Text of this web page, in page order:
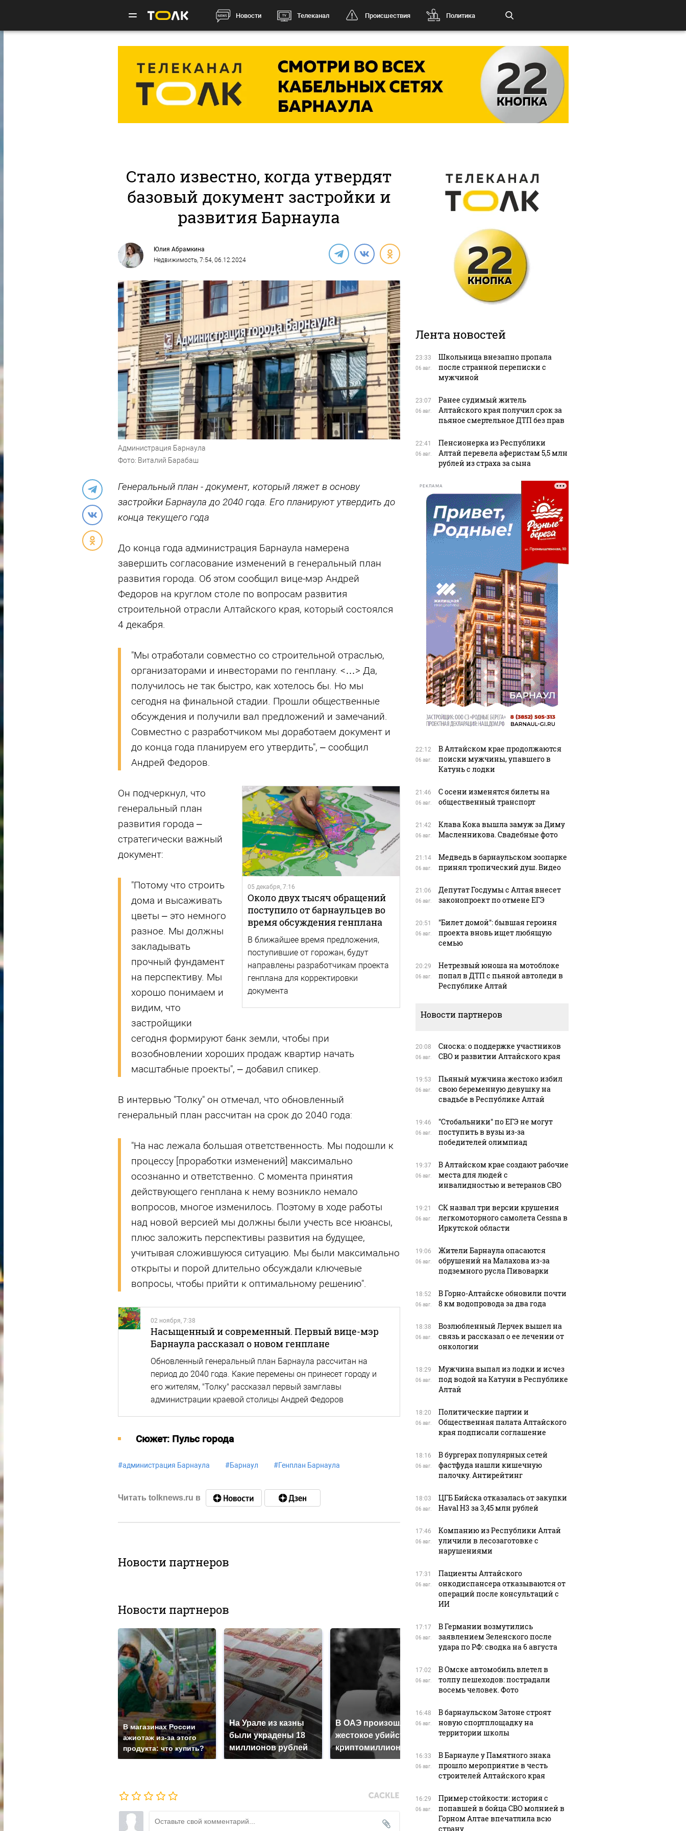
Новости Телеканал Происшествия Политика
Стало известно, когда утвердят
базовый документ застройки и
развития Барнаула
Юлия Абрамкина
Недвижимость, 7:54, 06.12.2024
Администрация Барнаула
Фото: Виталий Барабаш
Генеральный план - документ, который ляжет в основу
застройки Барнаула до 2040 года. Его планируют утвердить до
конца текущего года
До конца года администрация Барнаула намерена
завершить согласование изменений в генеральный план
развития города. Об этом сообщил вице-мэр Андрей
Федоров на круглом столе по вопросам развития
строительной отрасли Алтайского края, который состоялся
4 декабря.
"Мы отработали совместно со строительной отраслью,
организаторами и инвесторами по генплану. <…> Да,
получилось не так быстро, как хотелось бы. Но мы
сегодня на финальной стадии. Прошли общественные
обсуждения и получили вал предложений и замечаний.
Совместно с разработчиком мы доработаем документ и
до конца года планируем его утвердить", – сообщил
Андрей Федоров.
05 декабря, 7:16
Около двух тысяч обращений
поступило от барнаульцев во
время обсуждения генплана
В ближайшее время предложения,
поступившие от горожан, будут
направлены разработчикам проекта
генплана для корректировки
документа
Он подчеркнул, что
генеральный план
развития города –
стратегически важный
документ:
"Потому что строить
дома и высаживать
цветы – это немного
разное. Мы должны
закладывать
прочный фундамент
на перспективу. Мы
хорошо понимаем и
видим, что
застройщики
сегодня формируют банк земли, чтобы при
возобновлении хороших продаж квартир начать
масштабные проекты", – добавил спикер.
В интервью "Толку" он отмечал, что обновленный
генеральный план рассчитан на срок до 2040 года:
"На нас лежала большая ответственность. Мы подошли к
процессу [проработки изменений] максимально
осознанно и ответственно. С момента принятия
действующего генплана к нему возникло немало
вопросов, многое изменилось. Поэтому в ходе работы
над новой версией мы должны были учесть все нюансы,
плюс заложить перспективы развития на будущее,
учитывая сложившуюся ситуацию. Мы были максимально
открыты и порой длительно обсуждали ключевые
вопросы, чтобы прийти к оптимальному решению".
02 ноября, 7:38
Насыщенный и современный. Первый вице-мэр
Барнаула рассказал о новом генплане
Обновленный генеральный план Барнаула рассчитан на
период до 2040 года. Какие перемены он принесет городу и
его жителям, "Толку" рассказал первый замглавы
администрации краевой столицы Андрей Федоров
Cюжет: Пульс города
#администрация Барнаула #Барнаул #Генплан Барнаула
Читать tolknews.ru в
Новости партнеров
Новости партнеров
В магазинах России
ажиотаж из-за этого
продукта: что купить?
На Урале из казны
были украдены 18
миллионов рублей
В ОАЭ произошло
жестокое убийство
криптомиллионера
Все новости по
падению вертолета на
Лента новостей
23:33
06 авг.
Школьница внезапно пропала
после странной переписки с
мужчиной
23:07
06 авг.
Ранее судимый житель
Алтайского края получил срок за
пьяное смертельное ДТП без прав
22:41
06 авг.
Пенсионерка из Республики
Алтай перевела аферистам 5,5 млн
рублей из страха за сына
РЕКЛАМА
22:12
06 авг.
В Алтайском крае продолжаются
поиски мужчины, упавшего в
Катунь с лодки
21:46
06 авг.
С осени изменятся билеты на
общественный транспорт
21:42
06 авг.
Клава Кока вышла замуж за Диму
Масленникова. Свадебные фото
21:14
06 авг.
Медведь в барнаульском зоопарке
принял тропический душ. Видео
21:06
06 авг.
Депутат Госдумы с Алтая внесет
законопроект по отмене ЕГЭ
20:51
06 авг.
"Билет домой": бывшая героиня
проекта вновь ищет любящую
семью
20:29
06 авг.
Нетрезвый юноша на мотоблоке
попал в ДТП с пьяной автоледи в
Республике Алтай
Новости партнеров
20:08
06 авг.
Сноска: о поддержке участников
СВО и развитии Алтайского края
19:53
06 авг.
Пьяный мужчина жестоко избил
свою беременную девушку на
свадьбе в Республике Алтай
19:46
06 авг.
"Стобальники" по ЕГЭ не могут
поступить в вузы из-за
победителей олимпиад
19:37
06 авг.
В Алтайском крае создают рабочие
места для людей с
инвалидностью и ветеранов СВО
19:21
06 авг.
СК назвал три версии крушения
легкомоторного самолета Cessna в
Иркутской области
19:06
06 авг.
Жители Барнаула опасаются
обрушений на Малахова из-за
подземного русла Пивоварки
18:52
06 авг.
В Горно-Алтайске обновили почти
8 км водопровода за два года
18:38
06 авг.
Возлюбленный Лерчек вышел на
связь и рассказал о ее лечении от
онкологии
18:29
06 авг.
Мужчина выпал из лодки и исчез
под водой на Катуни в Республике
Алтай
18:20
06 авг.
Политические партии и
Общественная палата Алтайского
края подписали соглашение
18:16
06 авг.
В бургерах популярных сетей
фастфуда нашли кишечную
палочку. Антирейтинг
18:03
06 авг.
ЦГБ Бийска отказалась от закупки
Haval H3 за 3,45 млн рублей
17:46
06 авг.
Компанию из Республики Алтай
уличили в лесозаготовке с
нарушениями
17:31
06 авг.
Пациенты Алтайского
онкодиспансера отказываются от
операций после консультаций с
ИИ
17:17
06 авг.
В Германии возмутились
заявлением Зеленского после
удара по РФ: сводка на 6 августа
17:02
06 авг.
В Омске автомобиль влетел в
толпу пешеходов: пострадали
восемь человек. Фото
16:48
06 авг.
В барнаульском Затоне строят
новую спортплощадку на
территории школы
16:33
06 авг.
В Барнауле у Памятного знака
прошло мероприятие в честь
строителей Алтайского края
16:29
06 авг.
Пример стойкости: история с
попавшей в бойца СВО молнией в
Горном Алтае впечатлила всю
страну